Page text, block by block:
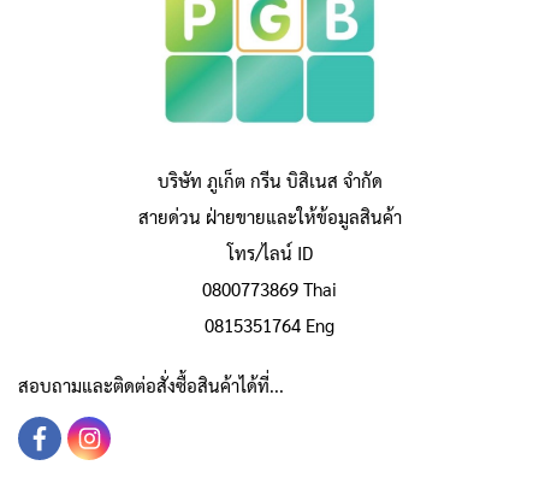
บริษัท ภูเก็ต กรีน บิสิเนส จำกัด
สายด่วน ฝ่ายขายและให้ข้อมูลสินค้า
โทร/ไลน์ ID
0800773869 Thai
0815351764 Eng
สอบถามและติดต่อสั่งซื้อสินค้าได้ที่...